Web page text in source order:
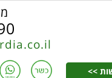
>>